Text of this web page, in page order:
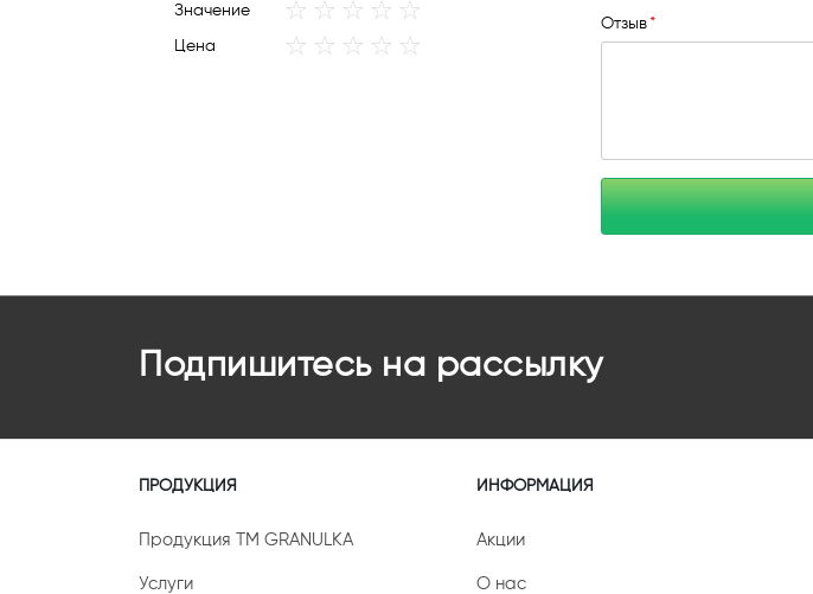
Значение
1
2
3
4
Цена
1
2
3
4
Отзыв
Подпишитесь на рассылку
ПРОДУКЦИЯ
Продукция ТМ GRANULKA
Услуги
ИНФОРМАЦИЯ
Акции
О нас